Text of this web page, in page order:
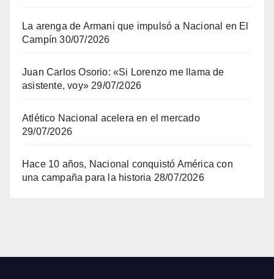
La arenga de Armani que impulsó a Nacional en El
Campín 30/07/2026
Juan Carlos Osorio: «Si Lorenzo me llama de
asistente, voy» 29/07/2026
Atlético Nacional acelera en el mercado
29/07/2026
Hace 10 años, Nacional conquistó América con
una campaña para la historia 28/07/2026